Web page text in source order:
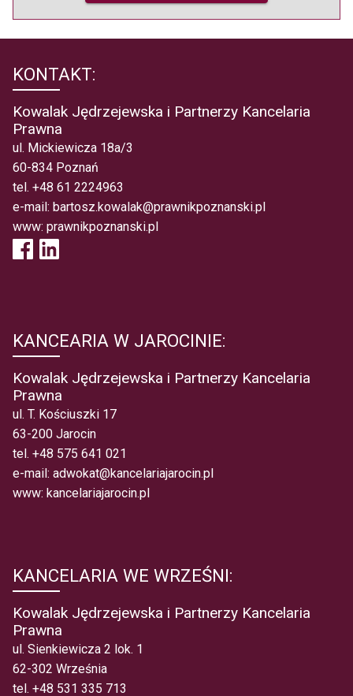
KONTAKT:
Kowalak Jędrzejewska i Partnerzy Kancelaria
Prawna
ul. Mickiewicza 18a/3
60-834 Poznań
tel. +48 61 2224963
e-mail: bartosz.kowalak@prawnikpoznanski.pl
www: prawnikpoznanski.pl
KANCEARIA W JAROCINIE:
Kowalak Jędrzejewska i Partnerzy Kancelaria
Prawna
ul. T. Kościuszki 17
63-200 Jarocin
tel. +48 575 641 021
e-mail: adwokat@kancelariajarocin.pl
www: kancelariajarocin.pl
KANCELARIA WE WRZEŚNI:
Kowalak Jędrzejewska i Partnerzy Kancelaria
Prawna
ul. Sienkiewicza 2 lok. 1
62-302 Września
tel. +48 531 335 713